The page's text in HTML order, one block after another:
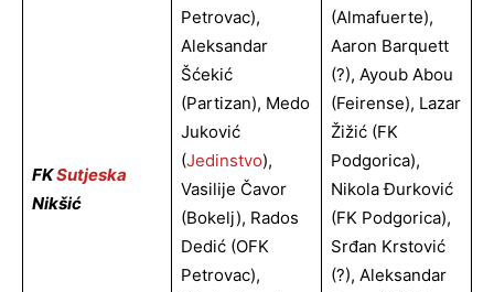
FKSutjeska
Nikšić
Petrovac),
Aleksandar
Šćekić
(Partizan), Medo
Juković
(Jedinstvo),
Vasilije Čavor
(Bokelj), Rados
Dedić (OFK
Petrovac),
(Almafuerte),
Aaron Barquett
(?), Ayoub Abou
(Feirense), Lazar
Žižić (FK
Podgorica),
Nikola Đurković
(FK Podgorica),
Srđan Krstović
(?), Aleksandar